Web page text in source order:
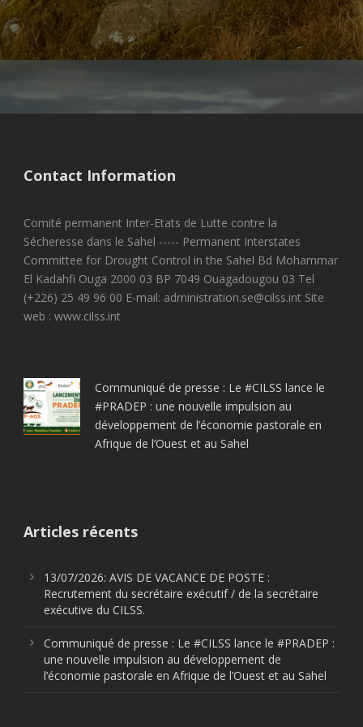
saheliennes et ouest-africaines. Lancement officiel
des activités commémoratives du cinquantenaire du
CILSS, le 28 mars 2023 à Bamako au Mali,CILSS
Contact Information
Comité permanent Inter-Etats de Lutte contre la
Sécheresse dans le Sahel ----- Permanent Interstates
Committee for Drought Control in the Sahel Bd Mohammar
El Kadahfi Ouga 2000 03 BP 7049 Ouagadougou 03 Tel
(+226) 25 49 96 00 E-mail: administration.se@cilss.int Site
web : www.cilss.int
Communiqué de presse : Le #CILSS lance le
#PRADEP : une nouvelle impulsion au
développement de l’économie pastorale en
Afrique de l’Ouest et au Sahel
Articles récents
13/07/2026: AVIS DE VACANCE DE POSTE :
Recrutement du secrétaire exécutif / de la secrétaire
exécutive du CILSS.
Communiqué de presse : Le #CILSS lance le #PRADEP :
une nouvelle impulsion au développement de
l’économie pastorale en Afrique de l’Ouest et au Sahel